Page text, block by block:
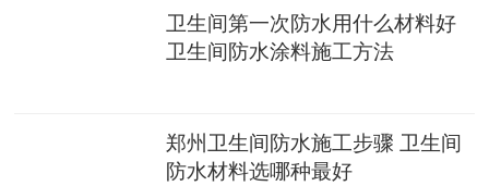
卫生间第一次防水用什么材料好
卫生间防水涂料施工方法
郑州卫生间防水施工步骤 卫生间
防水材料选哪种最好